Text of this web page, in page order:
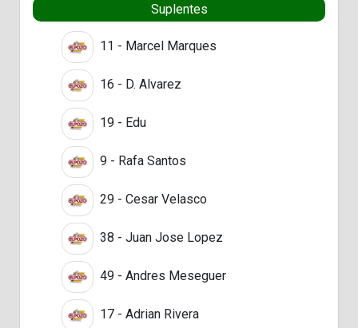
Suplentes
11 - Marcel Marques
16 - D. Alvarez
19 - Edu
9 - Rafa Santos
29 - Cesar Velasco
38 - Juan Jose Lopez
49 - Andres Meseguer
17 - Adrian Rivera